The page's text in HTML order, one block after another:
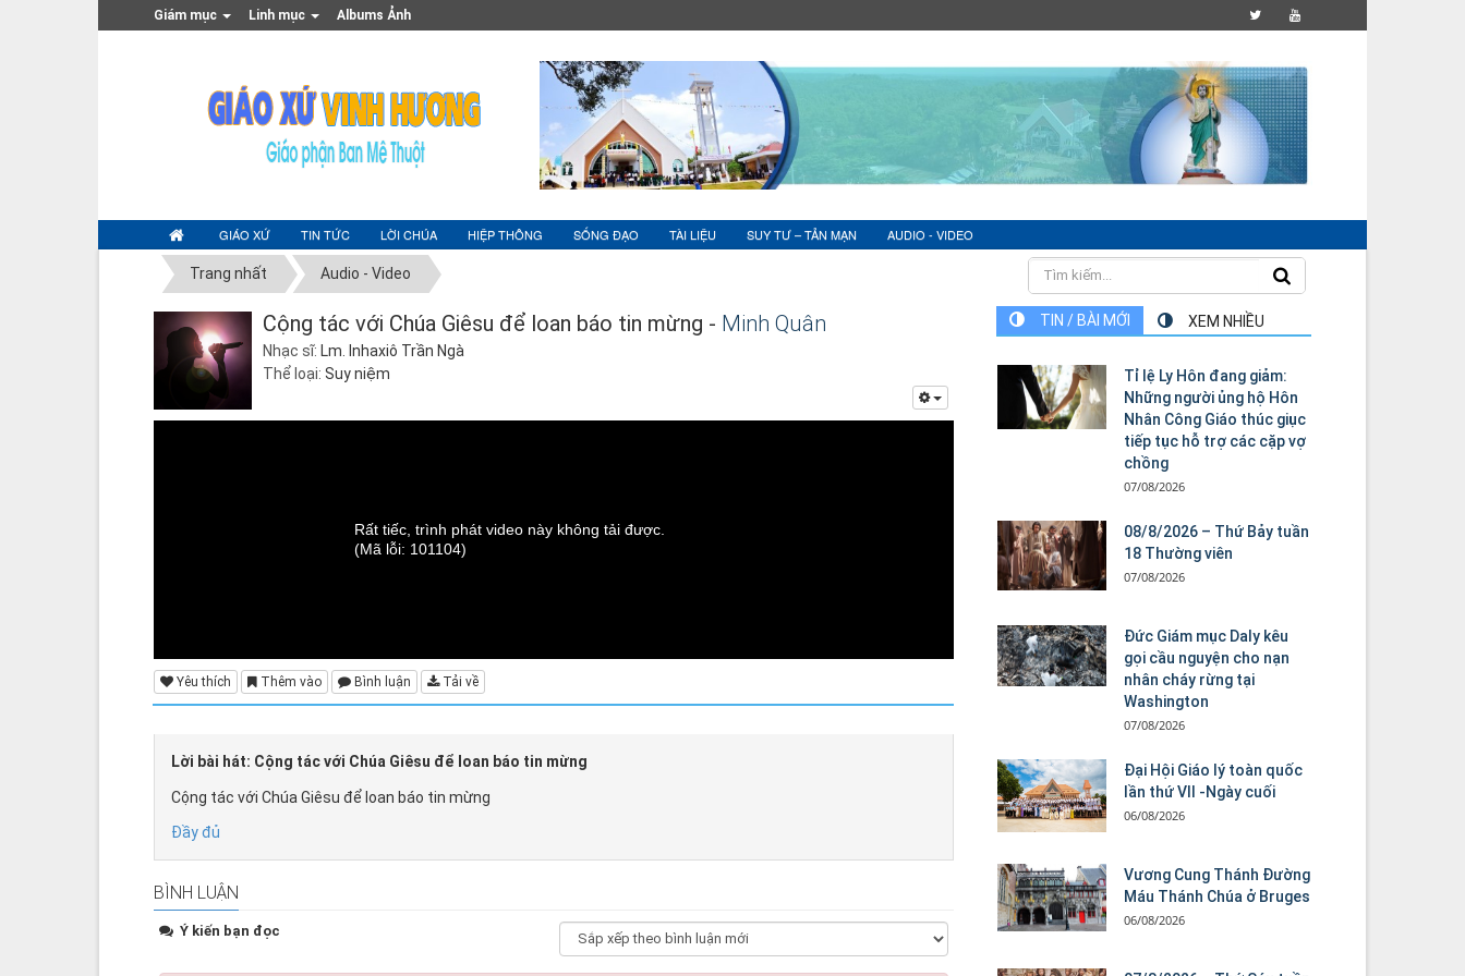
Giám mục Linh mục Albums Ảnh
GIÁO XỨ TIN TỨC LỜI CHÚA HIỆP THÔNG SỐNG ĐẠO TÀI LIỆU SUY TƯ – TẢN MẠN AUDIO - VIDEO
Trang nhất Audio - Video
Cộng tác với Chúa Giêsu để loan báo tin mừng - Minh Quân
Nhạc sĩ: Lm. Inhaxiô Trần Ngà
Thể loại: Suy niệm
Rất tiếc, trình phát video này không tải được.
(Mã lỗi: 101104)
Yêu thích Thêm vào Bình luận Tải về
Lời bài hát: Cộng tác với Chúa Giêsu để loan báo tin mừng
Cộng tác với Chúa Giêsu để loan báo tin mừng
Đầy đủ
BÌNH LUẬN
Ý kiến bạn đọc
TIN / BÀI MỚI XEM NHIỀU
Tỉ lệ Ly Hôn đang giảm:
Những người ủng hộ Hôn
Nhân Công Giáo thúc giục
tiếp tục hỗ trợ các cặp vợ
chồng
07/08/2026
08/8/2026 – Thứ Bảy tuần
18 Thường viên
07/08/2026
Đức Giám mục Daly kêu
gọi cầu nguyện cho nạn
nhân cháy rừng tại
Washington
07/08/2026
Đại Hội Giáo lý toàn quốc
lần thứ VII -Ngày cuối
06/08/2026
Vương Cung Thánh Ðường
Máu Thánh Chúa ở Bruges
06/08/2026